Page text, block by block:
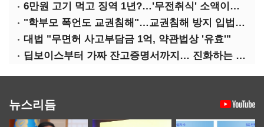
6만원 고기 먹고 징역 1년?…'무전취식' 소액이라도 상습이면 사기죄
"학부모 폭언도 교권침해"…교권침해 방지 입법 시급
대법 "무면허 사고부담금 1억, 약관법상 '유효'"
딥보이스부터 가짜 잔고증명서까지… 진화하는 AI 범죄
뉴스리듬